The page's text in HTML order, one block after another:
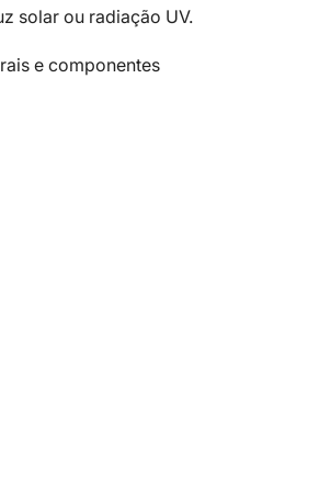
solar ou radiação UV.
e componentes